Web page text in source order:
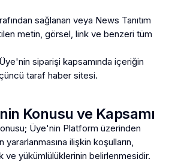
sağlanan veya News Tanıtım
metin, görsel, link ve benzeri tüm
Üye'nin siparişi kapsamında içeriğin
taraf haber sitesi.
Konusu ve Kapsamı
Üye'nin Platform üzerinden
ilişkin koşulların,
ve yükümlülüklerinin belirlenmesidir.